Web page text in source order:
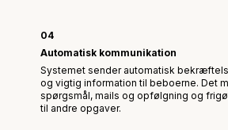
04
Automatisk kommunikation
Systemet sender automatisk
og vigtig information til beboerne. Det
spørgsmål, mails og opfølgning og
til andre opgaver.